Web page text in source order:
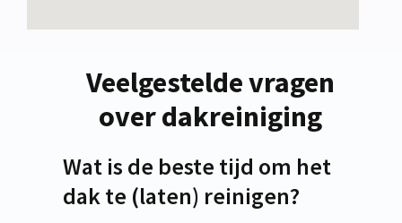
Veelgestelde vragen
over dakreiniging
Wat is de beste tijd om het
dak te (laten) reinigen?